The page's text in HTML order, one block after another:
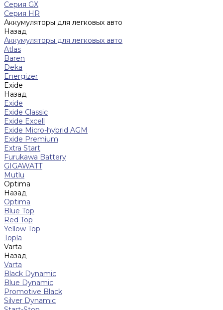
Серия GХ
Серия HR
Аккумуляторы для легковых авто
Назад
Аккумуляторы для легковых авто
Atlas
Baren
Deka
Energizer
Exide
Назад
Exide
Exide Classic
Exide Excell
Exide Micro-hybrid AGM
Exide Premium
Extra Start
Furukawa Battery
GIGAWATT
Mutlu
Optima
Назад
Optima
Blue Top
Red Top
Yellow Top
Topla
Varta
Назад
Varta
Black Dynamic
Blue Dynamic
Promotive Black
Silver Dynamic